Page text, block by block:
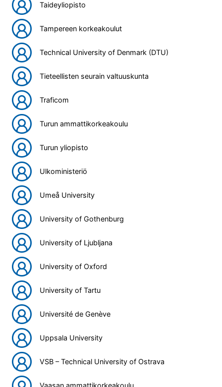
Taideyliopisto
Tampereen korkeakoulut
Technical University of Denmark (DTU)
Tieteellisten seurain valtuuskunta
Traficom
Turun ammattikorkeakoulu
Turun yliopisto
Ulkoministeriö
Umeå University
University of Gothenburg
University of Ljubljana
University of Oxford
University of Tartu
Université de Genève
Uppsala University
VSB – Technical University of Ostrava
Vaasan ammattikorkeakoulu